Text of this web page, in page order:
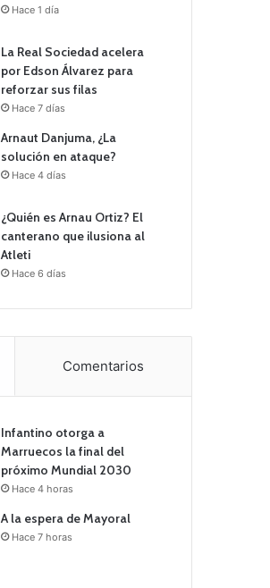
Hace 1 día
La Real Sociedad acelera
por Edson Álvarez para
reforzar sus filas
Hace 7 días
Arnaut Danjuma, ¿La
solución en ataque?
Hace 4 días
¿Quién es Arnau Ortiz? El
canterano que ilusiona al
Atleti
Hace 6 días
Comentarios
Infantino otorga a
Marruecos la final del
próximo Mundial 2030
Hace 4 horas
A la espera de Mayoral
Hace 7 horas